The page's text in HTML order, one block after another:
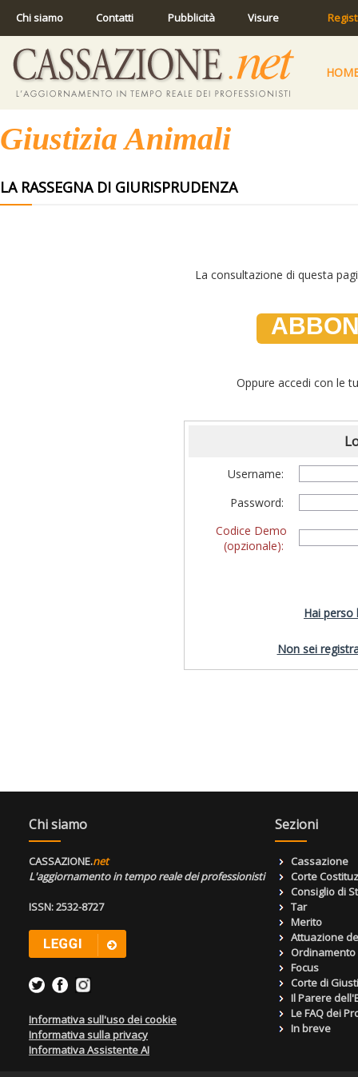
Chi siamo Contatti Pubblicità Visure
Giustizia Animali
LA RASSEGNA DI GIURISPRUDENZA
La consultazione di questa
Oppure accedi con le
Username:
Password:
Codice Demo
(opzionale):
Hai perso
Non sei
Chi siamo
CASSAZIONE.net
L'aggiornamento in tempo reale dei professionisti
ISSN: 2532-8727
Informativa sull'uso dei cookie
Informativa sulla privacy
Informativa Assistente AI
Sezioni
Cassazione
Corte
Consiglio di
Tar
Merito
Attuazione
Focus
Corte di
Il Parere
Le FAQ dei
In breve